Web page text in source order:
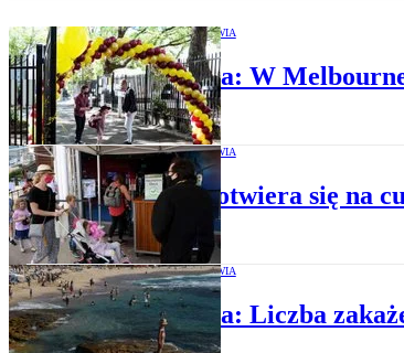
OCHRONA ZDROWIA
Australia: W Melbourne
OCHRONA ZDROWIA
Sydney otwiera się na
OCHRONA ZDROWIA
Australia: Liczba